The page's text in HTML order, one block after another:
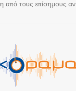
από τους επίσημους